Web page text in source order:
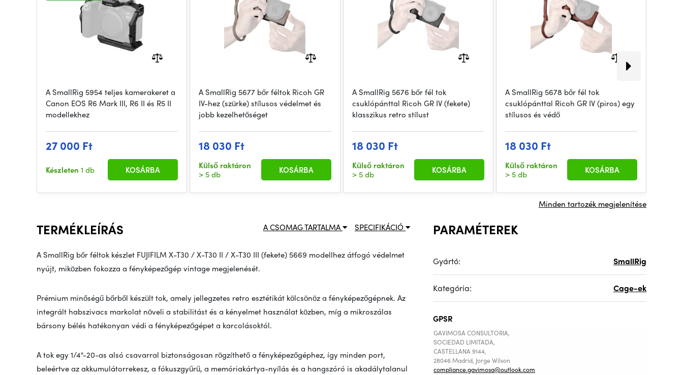
A SmallRig 5954 teljes kamerakeret a
Canon EOS R6 Mark III, R6 II és R5 II
modellekhez
27 000 Ft
Készleten 1 db KOSÁRBA
A SmallRig 5677 bőr féltok Ricoh GR
IV-hez (szürke) stílusos védelmet és
jobb kezelhetőséget
18 030 Ft
Külső raktáron
> 5 db
KOSÁRBA
A SmallRig 5676 bőr fél tok
csuklópánttal Ricoh GR IV (fekete)
klasszikus retro stílust
18 030 Ft
Külső raktáron
> 5 db
KOSÁRBA
A SmallRig 5678 bőr fél tok
csuklópánttal Ricoh GR IV (piros) egy
stílusos és védő
18 030 Ft
Külső raktáron
> 5 db
KOSÁRBA
Minden tartozék megjelenítése
SPECIFIKÁCIÓ
A CSOMAG TARTALMA
TERMÉKLEÍRÁS
A SmallRig bőr féltok készlet FUJIFILM X-T30 / X-T30 II / X-T30 III (fekete) 5669 modellhez átfogó védelmet
nyújt, miközben fokozza a fényképezőgép vintage megjelenését.
Prémium minőségű bőrből készült tok, amely jellegzetes retro esztétikát kölcsönöz a fényképezőgépnek. Az
integrált habszivacs markolat növeli a stabilitást és a kényelmet használat közben, míg a mikroszálas
bársony bélés hatékonyan védi a fényképezőgépet a karcolásoktól.
A tok egy 1/4"-20-as alsó csavarral biztonságosan rögzíthető a fényképezőgéphez, így minden port,
beleértve az akkumulátorrekesz, a fókuszgyűrű, a memóriakártya-nyílás és a hangszóró is akadálytalanul
PARAMÉTEREK
Gyártó: SmallRig
Kategória: Cage-ek
GPSR
GAVIMOSA CONSULTORIA,
SOCIEDAD LIMITADA,
CASTELLANA 9144,
28046 Madrid, Jorge Wilson
compliance.gavimosa@outlook.com